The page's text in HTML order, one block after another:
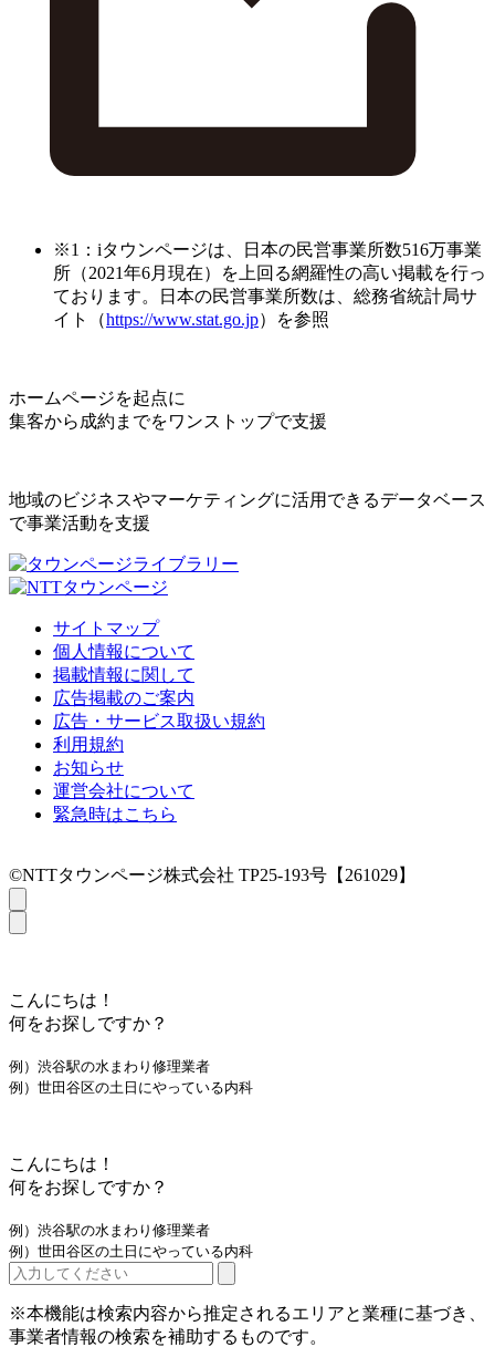
※1：iタウンページは、日本の民営事業所数516万事業
所（2021年6月現在）を上回る網羅性の高い掲載を行っ
ております。日本の民営事業所数は、総務省統計局サ
イト（https://www.stat.go.jp）を参照
ホームページを起点に
集客から成約までをワンストップで支援
地域のビジネスやマーケティングに活用できるデータベース
で事業活動を支援
サイトマップ
個人情報について
掲載情報に関して
広告掲載のご案内
広告・サービス取扱い規約
利用規約
お知らせ
運営会社について
緊急時はこちら
©NTTタウンページ株式会社 TP25-193号【261029】
こんにちは！
何をお探しですか？
例）渋谷駅の水まわり修理業者
例）世田谷区の土日にやっている内科
こんにちは！
何をお探しですか？
例）渋谷駅の水まわり修理業者
例）世田谷区の土日にやっている内科
※本機能は検索内容から推定されるエリアと業種に基づき、
事業者情報の検索を補助するものです。